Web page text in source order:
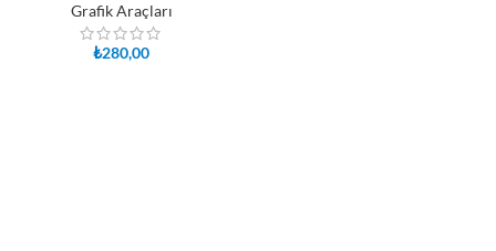
Grafik Araçları
₺280,00